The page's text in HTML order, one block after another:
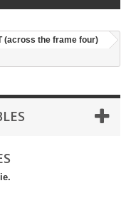
(across the frame four)